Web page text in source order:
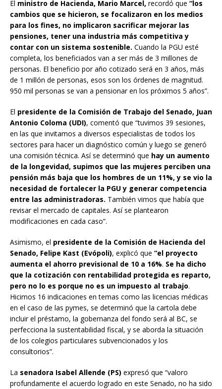
El ministro de Hacienda, Mario Marcel, recordó que “los
cambios que se hicieron, se focalizaron en los medios
para los fines, no implicaron sacrificar mejorar las
pensiones, tener una industria más competitiva y
contar con un sistema sostenible. Cuando la PGU esté
completa, los beneficiados van a ser más de 3 millones de
personas. El beneficio por año cotizado será en 3 años, más
de 1 millón de personas, esos son los órdenes de magnitud.
950 mil personas se van a pensionar en los próximos 5 años”.
El presidente de la Comisión de Trabajo del Senado, Juan
Antonio Coloma (UDI), comentó que “tuvimos 39 sesiones,
en las que invitamos a diversos especialistas de todos los
sectores para hacer un diagnóstico común y luego se generó
una comisión técnica. Así se determinó que hay un aumento
de la longevidad, supimos que las mujeres perciben una
pensión más baja que los hombres de un 11%, y se vio la
necesidad de fortalecer la PGU y generar competencia
entre las administradoras. También vimos que había que
revisar el mercado de capitales. Así se plantearon
modificaciones en cada caso”.
Asimismo, el presidente de la Comisión de Hacienda del
Senado, Felipe Kast (Evópoli), explicó que “el proyecto
aumenta el ahorro previsional de 10 a 16%. Se ha dicho
que la cotización con rentabilidad protegida es reparto,
pero no lo es porque no es un impuesto al trabajo.
Hicimos 16 indicaciones en temas como las licencias médicas
en el caso de las pymes, se determinó que la cartola debe
incluir el préstamo, la gobernanza del fondo será al BC, se
perfecciona la sustentabilidad fiscal, y se aborda la situación
de los colegios particulares subvencionados y los
consultorios”.
La senadora Isabel Allende (PS) expresó que “valoro
profundamente el acuerdo logrado en este Senado, no ha sido